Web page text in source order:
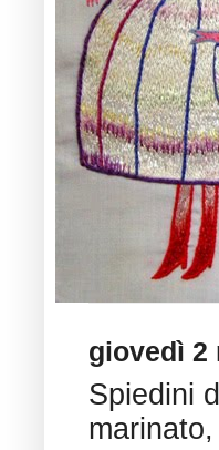
giovedì 2
Spiedini